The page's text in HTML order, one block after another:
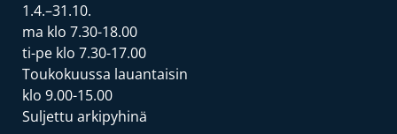
1.4.–31.10.
ma klo 7.30-18.00
ti-pe klo 7.30-17.00
Toukokuussa lauantaisin
klo 9.00-15.00
Suljettu arkipyhinä